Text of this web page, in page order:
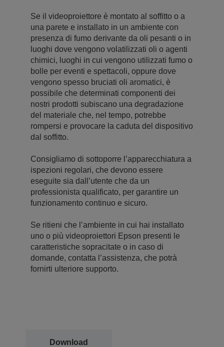
Se il videoproiettore è montato al soffitto o a
una parete e installato in un ambiente con
presenza di fumo derivante da oli pesanti o in
luoghi dove vengono volatilizzati oli o agenti
chimici, luoghi in cui vengono utilizzati fumo o
bolle per eventi e spettacoli, oppure dove
vengono spesso bruciati oli aromatici, è
possibile che determinati componenti dei
nostri prodotti subiscano una degradazione
del materiale che, nel tempo, potrebbe
rompersi e provocare la caduta del dispositivo
dal soffitto.
Consigliamo di sottoporre l’apparecchiatura a
ispezioni regolari, che devono essere
eseguite sia dall’utente che da un
professionista qualificato, per garantire un
funzionamento continuo e sicuro.
Se ritieni che l’ambiente in cui hai installato
uno o più videoproiettori Epson presenti le
caratteristiche sopracitate o in caso di
domande, contatta l’assistenza, che potrà
fornirti ulteriore supporto.
Download